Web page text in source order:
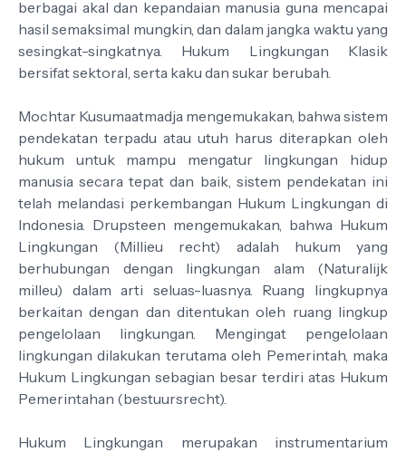
berbagai akal dan kepandaian manusia guna mencapai
hasil semaksimal mungkin, dan dalam jangka waktu yang
sesingkat-singkatnya. Hukum Lingkungan Klasik
bersifat sektoral, serta kaku dan sukar berubah.
Mochtar Kusumaatmadja mengemukakan, bahwa sistem
pendekatan terpadu atau utuh harus diterapkan oleh
hukum untuk mampu mengatur lingkungan hidup
manusia secara tepat dan baik, sistem pendekatan ini
telah melandasi perkembangan Hukum Lingkungan di
Indonesia. Drupsteen mengemukakan, bahwa Hukum
Lingkungan (Millieu recht) adalah hukum yang
berhubungan dengan lingkungan alam (Naturalijk
milleu) dalam arti seluas-luasnya. Ruang lingkupnya
berkaitan dengan dan ditentukan oleh ruang lingkup
pengelolaan lingkungan. Mengingat pengelolaan
lingkungan dilakukan terutama oleh Pemerintah, maka
Hukum Lingkungan sebagian besar terdiri atas Hukum
Pemerintahan (bestuursrecht).
Hukum Lingkungan merupakan instrumentarium